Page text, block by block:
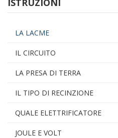
ISTRUZIONI
LA LACME
IL CIRCUITO
LA PRESA DI TERRA
IL TIPO DI RECINZIONE
QUALE ELETTRIFICATORE
JOULE E VOLT